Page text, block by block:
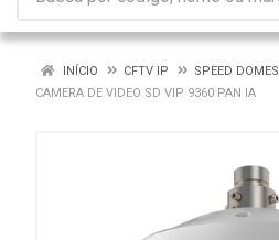
INÍCIO CFTV IP
SPEED DOMES
CAMERA DE VIDEO SD VIP 9360 PAN IA